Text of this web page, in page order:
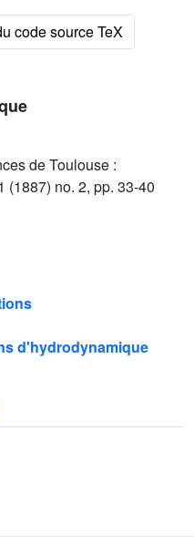
de Toulouse :
(1887) no. 2, pp. 33-40
d'hydrodynamique